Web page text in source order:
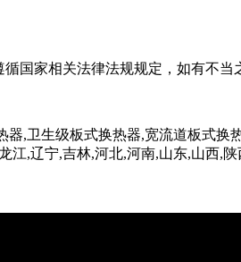
国家相关法律法规规定，如有不当
,卫生级板式换热器,宽流道板式
,辽宁,吉林,河北,河南,山东,山西,